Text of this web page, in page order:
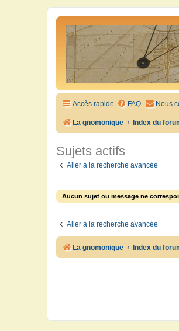
Accès rapide FAQ Nous
La gnomonique Index du
Sujets actifs
Aller à la recherche avancée
Aucun sujet ou message ne
Aller à la recherche avancée
La gnomonique Index du